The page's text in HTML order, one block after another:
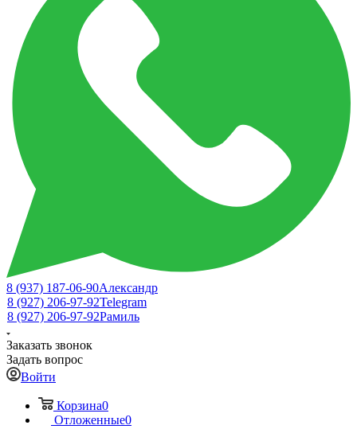
8 (937) 187-06-90Александр
8 (927) 206-97-92Telegram
8 (927) 206-97-92Рамиль
Заказать звонок
Задать вопрос
Войти
Корзина0
Отложенные0